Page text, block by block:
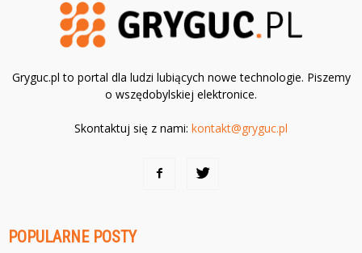
Gryguc.pl to portal dla ludzi lubiących nowe technologie. Piszemy
o wszędobylskiej elektronice.
Skontaktuj się z nami: kontakt@gryguc.pl
POPULARNE POSTY